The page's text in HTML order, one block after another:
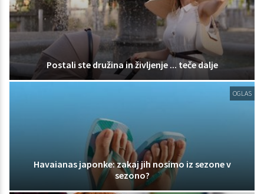
Postali ste družina in življenje ... teče dalje
OGLAS
Havaianas japonke: zakaj jih nosimo iz sezone v
sezono?